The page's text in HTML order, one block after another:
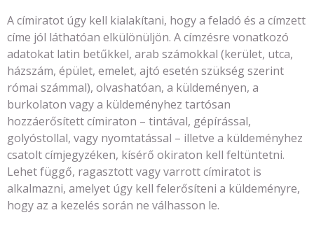
A címiratot úgy kell kialakítani, hogy a feladó és a címzett
címe jól láthatóan elkülönüljön. A címzésre vonatkozó
adatokat latin betűkkel, arab számokkal (kerület, utca,
házszám, épület, emelet, ajtó esetén szükség szerint
római számmal), olvashatóan, a küldeményen, a
burkolaton vagy a küldeményhez tartósan
hozzáerősített címiraton – tintával, gépírással,
golyóstollal, vagy nyomtatással – illetve a küldeményhez
csatolt címjegyzéken, kísérő okiraton kell feltüntetni.
Lehet függő, ragasztott vagy varrott címiratot is
alkalmazni, amelyet úgy kell felerősíteni a küldeményre,
hogy az a kezelés során ne válhasson le.